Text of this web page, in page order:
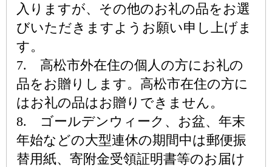
入りますが、その他のお礼の品をお選
びいただきますようお願い申し上げま
す。
7. 高松市外在住の個人の方にお礼の
品をお贈りします。高松市在住の方に
はお礼の品はお贈りできません。
8. ゴールデンウィーク、お盆、年末
年始などの大型連休の期間中は郵便振
替用紙、寄附金受領証明書等のお届け